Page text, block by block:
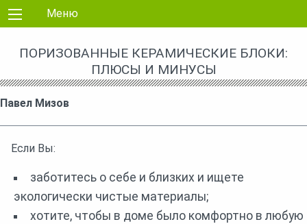
Перейти к контенту
Меню
ПОРИЗОВАННЫЕ КЕРАМИЧЕСКИЕ БЛОКИ:
ПЛЮСЫ И МИНУСЫ
Павел Мизов
Если Вы:
заботитесь о себе и близких и ищете
экологически чистые материалы;
хотите, чтобы в доме было комфортно в любую